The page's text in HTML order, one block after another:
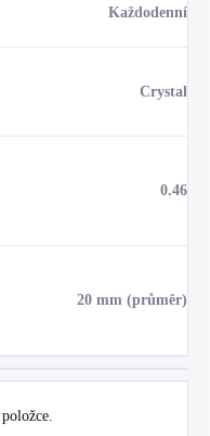
Každodenní
Crystal
0.46
20 mm (průměr)